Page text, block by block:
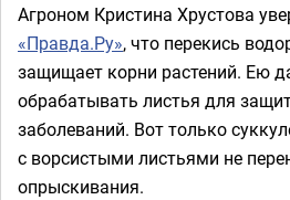
Агроном Кристина Хрустова
«Правда.Ру», что перекись
защищает корни растений. Ею
обрабатывать листья для
заболеваний. Вот только
с ворсистыми листьями не
опрыскивания.